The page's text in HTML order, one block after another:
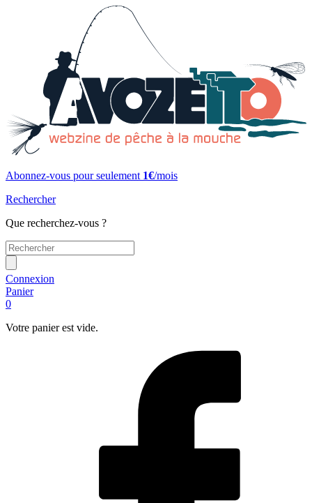
Abonnez-vous pour seulement 1€/mois
Rechercher
Que recherchez-vous ?
Connexion
Panier
0
Votre panier est vide.